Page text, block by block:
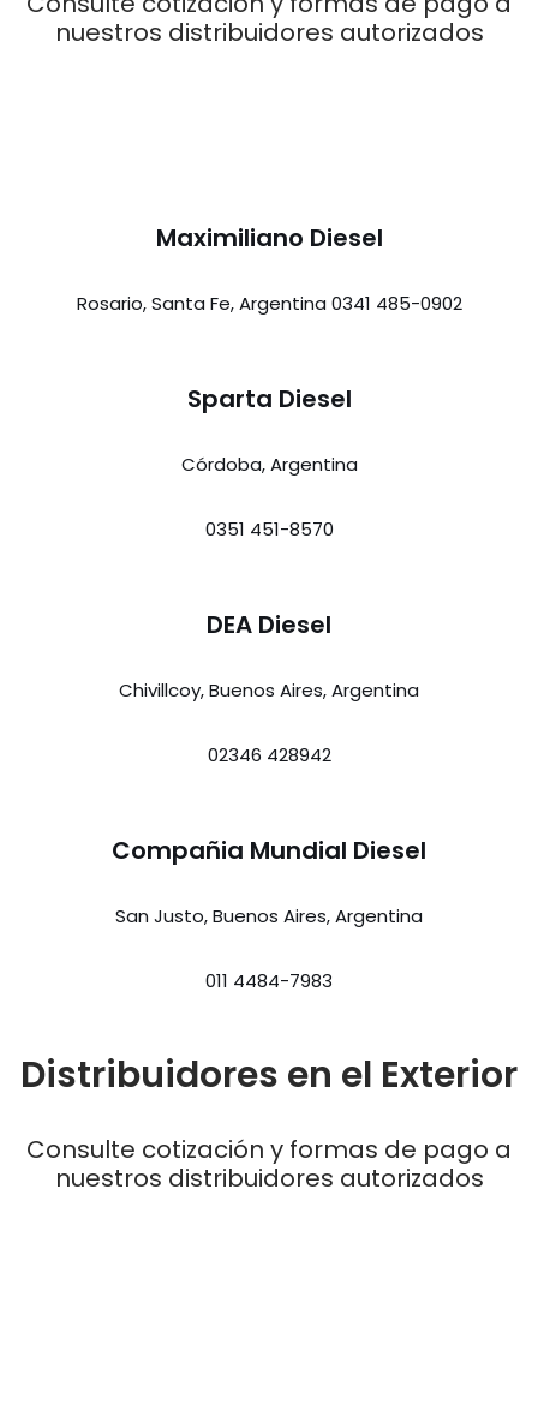
nuestros distribuidores autorizados
Maximiliano Diesel
Rosario, Santa Fe, Argentina 0341 485-0902
Sparta Diesel
Córdoba, Argentina
0351 451-8570
DEA Diesel
Chivillcoy, Buenos Aires, Argentina
02346 428942
Compañia Mundial Diesel
San Justo, Buenos Aires, Argentina
011 4484-7983
Distribuidores en el Exterior
Consulte cotización y formas de pago a
nuestros distribuidores autorizados